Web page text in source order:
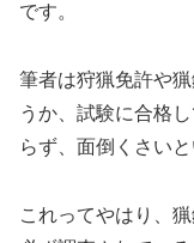
です。
筆者は狩猟免許や
うか、試験に合格
らず、面倒くさい
これってやはり、